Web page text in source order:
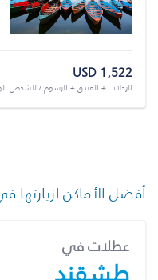
USD 1,522
الرحلات + الفندق + الرسوم / للشخص
أفضل الأماكن لزيارتها
عطلات في